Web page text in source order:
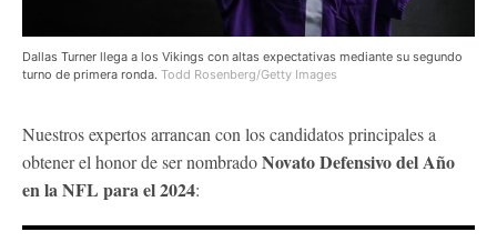
Dallas Turner llega a los Vikings con altas expectativas mediante su segundo
turno de primera ronda. Todd Rosenberg/Getty Images
Nuestros expertos arrancan con los candidatos principales a
obtener el honor de ser nombradoNovato Defensivo del Año
en la NFL para el 2024: